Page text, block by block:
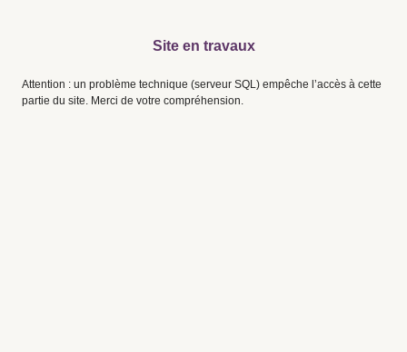
Site en travaux
Attention : un problème technique (serveur SQL) empêche l’accès à cette
partie du site. Merci de votre compréhension.